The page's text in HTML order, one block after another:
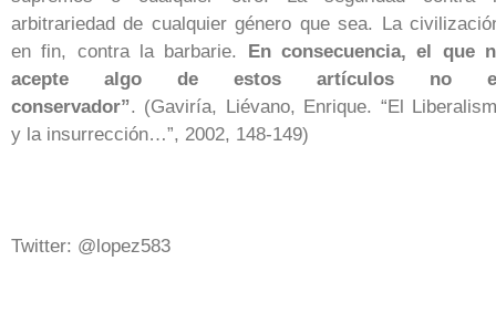
arbitrariedad de cualquier género que sea. La
en fin, contra la barbarie.
En consecuencia, el que
acepte algo de estos artículos no
conservador”. (Gaviría, Liévano, Enrique. “El
y la insurrección…”, 2002, 148-149)
Twitter: @lopez583